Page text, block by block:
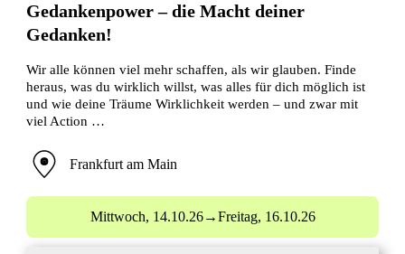
Gedankenpower – die Macht deiner
Gedanken!
Wir alle können viel mehr schaffen, als wir glauben. Finde
heraus, was du wirklich willst, was alles für dich möglich ist
und wie deine Träume Wirklichkeit werden – und zwar mit
viel Action …
Frankfurt am Main
Mittwoch, 14.10.26→Freitag, 16.10.26